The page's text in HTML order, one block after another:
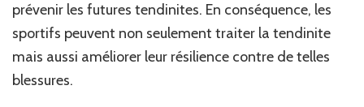
prévenir les futures tendinites. En conséquence, les
sportifs peuvent non seulement traiter la tendinite
mais aussi améliorer leur résilience contre de telles
blessures.